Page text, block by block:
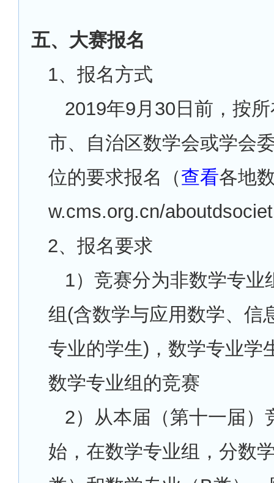
五、大赛报名
1、报名方式
2019年9月30日前，按
市、自治区数学会或学会
位的要求报名（查看各地
w.cms.org.cn/
2、报名要求
1）竞赛分为非数学专业
组(含数学与应用数学、信
专业的学生)，数学专业学
数学专业组的竞赛
2）从本届（第十一届）
始，在数学专业组，分数